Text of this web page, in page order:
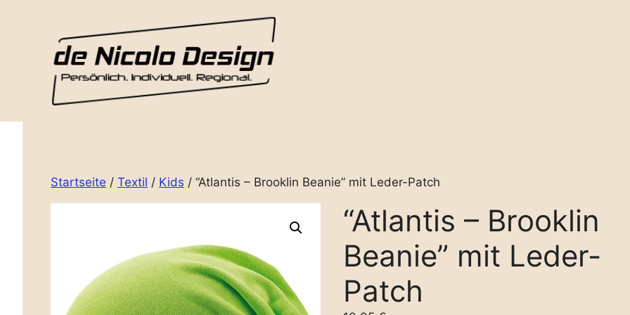
Startseite / Textil / Kids / “Atlantis – Brooklin Beanie” mit Leder-Patch
“Atlantis – Brooklin
Beanie” mit Leder-
Patch